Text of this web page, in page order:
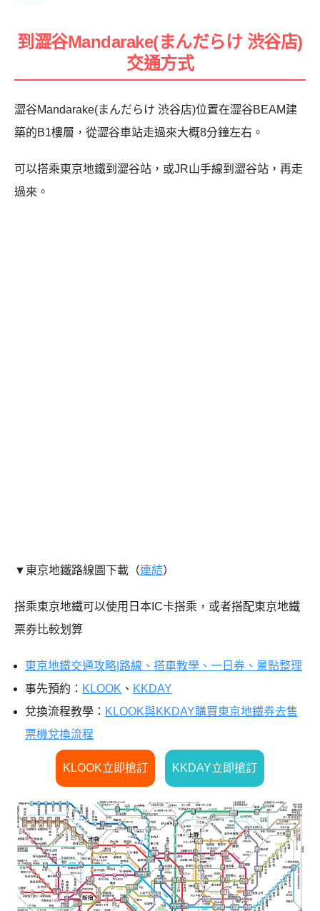
到澀谷Mandarake(まんだらけ 渋谷店)
交通方式
澀谷Mandarake(まんだらけ 渋谷店)位置在澀谷BEAM建
築的B1樓層，從澀谷車站走過來大概8分鐘左右。
可以搭乘東京地鐵到澀谷站，或JR山手線到澀谷站，再走
過來。
▼東京地鐵路線圖下載（連結）
搭乘東京地鐵可以使用日本IC卡搭乘，或者搭配東京地鐵
票券比較划算
東京地鐵交通攻略|路線、搭車教學、一日券、景點整理
事先預約： KLOOK 、 KKDAY
兌換流程教學： KLOOK與KKDAY購買東京地鐵券去售
票機兌換流程
KLOOK立即搶訂 KKDAY立即搶訂